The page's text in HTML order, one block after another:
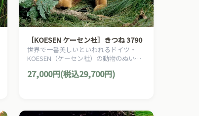
［KOESEN ケーセン社］きつね 3790
世界で一番美しいといわれるドイツ・
KOESEN（ケーセン社）の動物のぬいぐ
みです。
27,000円(税込29,700円)